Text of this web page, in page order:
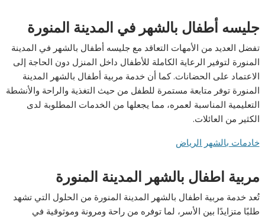
جليسه أطفال بالشهر في المدينة المنورة
تفضل العديد من الأمهات التعاقد مع جليسه أطفال بالشهر في المدينة
المنورة لتوفير الرعاية الكاملة للأطفال داخل المنزل دون الحاجة إلى
الاعتماد على الحضانات. كما أن خدمة مربية أطفال بالشهر المدينة
المنورة توفر متابعة مستمرة للطفل من حيث التغذية والراحة والأنشطة
التعليمية المناسبة لعمره، مما يجعلها من الخدمات المطلوبة لدى
الكثير من العائلات.
خادمات بالشهر الرياض
مربية اطفال بالشهر المدينة المنورة
تُعد خدمة مربية اطفال بالشهر المدينة المنورة من الحلول التي تشهد
طلبًا متزايدًا بين الأسر، لما توفره من راحة ومرونة وموثوقية في